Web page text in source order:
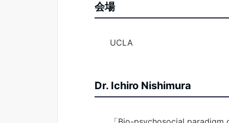
会場
UCLA
Dr. Ichiro Nishimura